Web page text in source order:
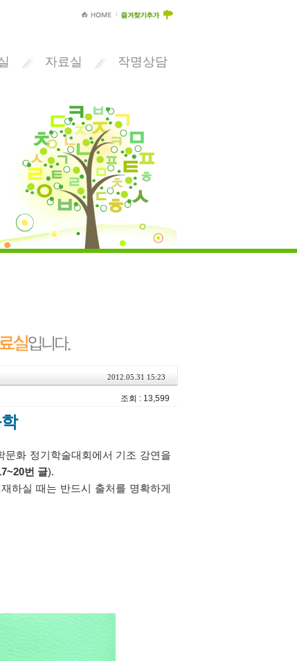
자료실 작명상담
2012.05.31 15:23
조회 : 13,599
문화 정기학술대회에서 기조 강연을
번 글).
하실 때는 반드시 출처를 명확하게